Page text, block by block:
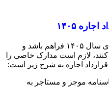
۱۴۰۵
اگر شرایط تمدید قرارداد اجاره برای سال ۱۴۰۵ فراهم باشد و
لازم است مدارک خاصی را
قرارداد اجاره به شرح زیر است:
موجر و مستاجر به